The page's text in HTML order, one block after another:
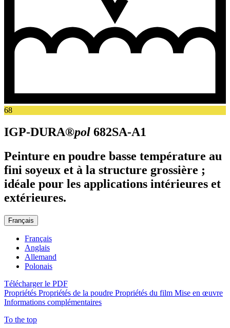
68
IGP-DURA®pol 682SA-A1
Peinture en poudre basse température au
fini soyeux et à la structure grossière ;
idéale pour les applications intérieures et
extérieures.
Français
Français
Anglais
Allemand
Polonais
Télécharger le PDF
Propriétés Propriétés de la poudre Propriétés du film Mise en œuvre
Informations complémentaires
To the top